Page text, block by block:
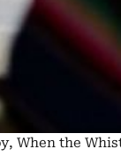
When the